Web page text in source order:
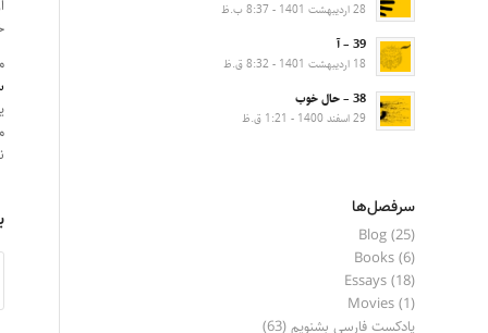
28 اردیبهشت 1401 - 8:37 ب.ظ
39 – آ
18 اردیبهشت 1401 - 8:32 ق.ظ
38 – حال خوب
29 اسفند 1400 - 1:21 ق.ظ
سرفصل‌ها
Blog (25)
Books (6)
Essays (18)
Movies (1)
پادکست فارسی بشنویم (63)